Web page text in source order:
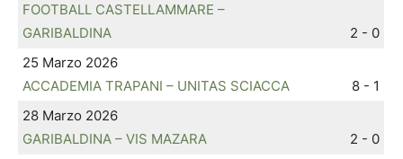
FOOTBALL CASTELLAMMARE –
GARIBALDINA
2 - 0
25 Marzo 2026
ACCADEMIA TRAPANI – UNITAS SCIACCA
8 - 1
28 Marzo 2026
GARIBALDINA – VIS MAZARA
2 - 0